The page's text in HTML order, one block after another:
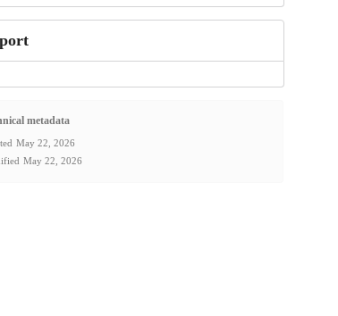
metadata
May 22, 2026
May 22, 2026